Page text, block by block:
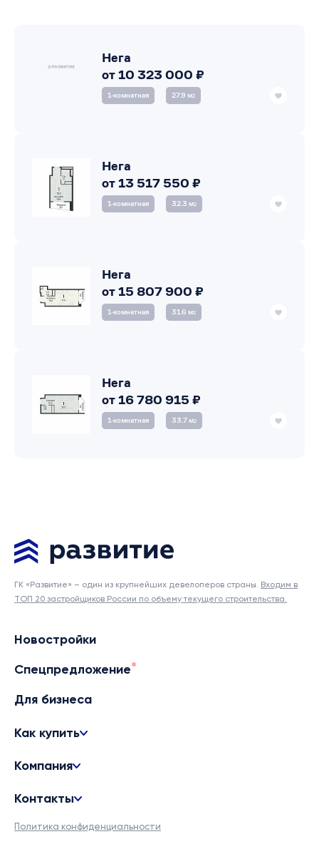
Нега
от 10 323 000 ₽
1‑комнатная 27.9 м2
Нега
от 13 517 550 ₽
1‑комнатная 32.3 м2
Нега
от 15 807 900 ₽
1‑комнатная 31.6 м2
Нега
от 16 780 915 ₽
1‑комнатная 33.7 м2
ГК «Развитие» – один из крупнейших девелоперов страны. Входим в
ТОП 20 застройщиков России по объему текущего строительства.
Новостройки
Спецпредложение
Для бизнеса
Как купить
Компания
Контакты
Политика конфиденциальности